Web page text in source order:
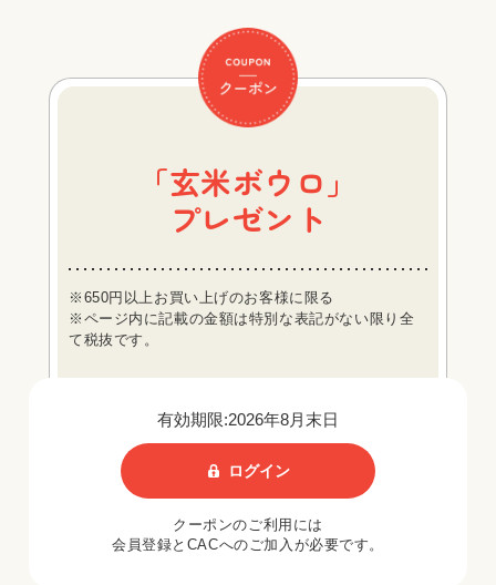
「玄米ボウロ」
プレゼント
※650円以上お買い上げのお客様に限る
※ページ内に記載の金額は特別な表記がない限り全
て税抜です。
有効期限:2026年8月末日
ログイン
クーポンのご利用には
会員登録とCACへのご加入が必要です。